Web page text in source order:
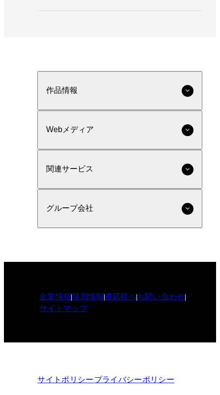
作品情報
Webメディア
関連サービス
グループ会社
企業情報採用情報書店様へお問い合わせ
サイトマップ
サイトポリシープライバシーポリシー